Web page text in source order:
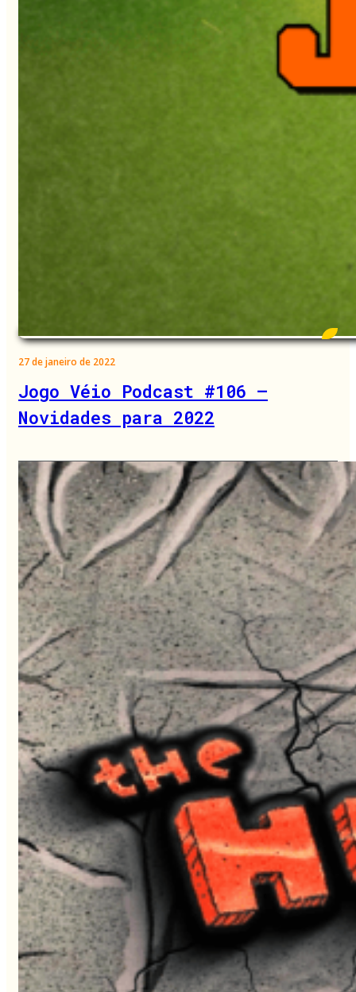
27 de janeiro de 2022
Jogo Véio Podcast #106 –
Novidades para 2022